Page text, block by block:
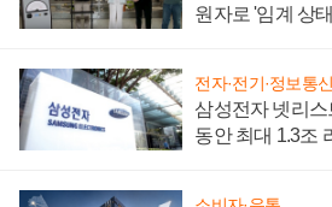
원자로 '임계 상
전자·전기·정보통신
삼성전자 넷리스
동안 최대 1.3조